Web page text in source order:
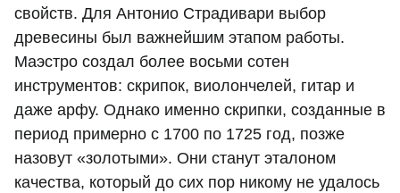
свойств. Для Антонио Страдивари выбор
древесины был важнейшим этапом работы.
Маэстро создал более восьми сотен
инструментов: скрипок, виолончелей, гитар и
даже арфу. Однако именно скрипки, созданные в
период примерно с 1700 по 1725 год, позже
назовут «золотыми». Они станут эталоном
качества, который до сих пор никому не удалось